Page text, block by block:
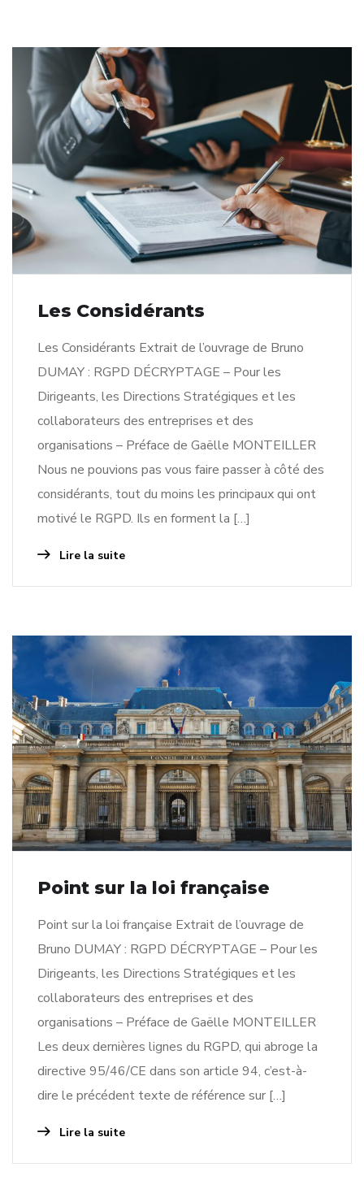
Les Considérants
Les Considérants Extrait de l’ouvrage de Bruno
DUMAY : RGPD DÉCRYPTAGE – Pour les
Dirigeants, les Directions Stratégiques et les
collaborateurs des entreprises et des
organisations – Préface de Gaëlle MONTEILLER
Nous ne pouvions pas vous faire passer à côté des
considérants, tout du moins les principaux qui ont
motivé le RGPD. Ils en forment la […]
Lire la suite
Point sur la loi française
Point sur la loi française Extrait de l’ouvrage de
Bruno DUMAY : RGPD DÉCRYPTAGE – Pour les
Dirigeants, les Directions Stratégiques et les
collaborateurs des entreprises et des
organisations – Préface de Gaëlle MONTEILLER
Les deux dernières lignes du RGPD, qui abroge la
directive 95/46/CE dans son article 94, c’est-à-
dire le précédent texte de référence sur […]
Lire la suite